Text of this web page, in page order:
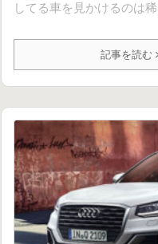
してる車を見かけるのは
記事を読む